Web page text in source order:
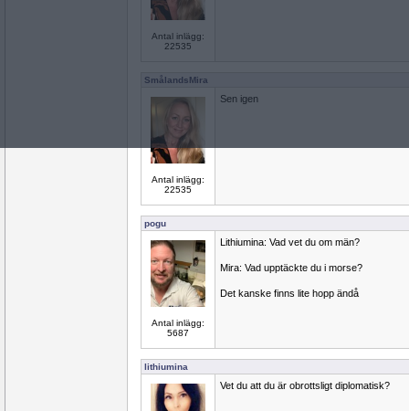
Antal inlägg:
22535
SmålandsMira
Antal inlägg:
22535
Sen igen
pogu
Antal inlägg:
5687
Lithiumina: Vad vet du om män?
Mira: Vad upptäckte du i morse?
Det kanske finns lite hopp ändå
lithiumina
Vet du att du är obrottsligt diplomatisk?